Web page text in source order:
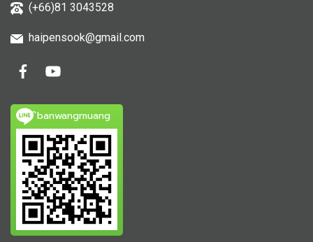
(+66)81 3043528
haipensook@gmail.com
ิbanwangmuang